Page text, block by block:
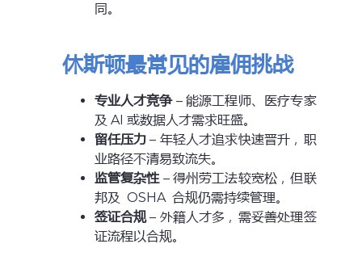
同。
休斯顿最常见的雇佣挑战
专业人才竞争– 能源工程师、医疗专家
及 AI 或数据人才需求旺盛。
留任压力 – 年轻人才追求快速晋升，职
业路径不清易致流失。
监管复杂性– 得州劳工法较宽松，但联
邦及 OSHA 合规仍需持续管理。
签证合规– 外籍人才多，需妥善处理签
证流程以合规。